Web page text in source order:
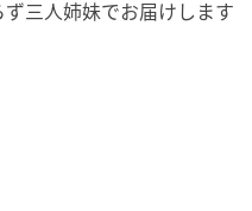
三人姉妹でお届けします